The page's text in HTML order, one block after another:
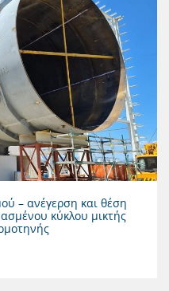
– ανέγερση και θέση
κύκλου μικτής